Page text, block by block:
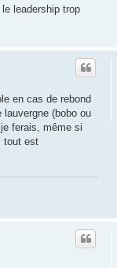
leadership trop
en cas de rebond
(bobo ou
ferais, même si
tout est